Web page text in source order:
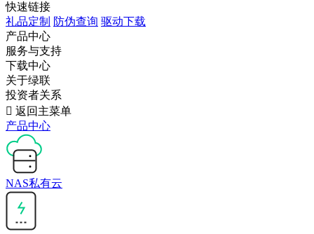
快速链接
礼品定制 防伪查询 驱动下载
产品中心
服务与支持
下载中心
关于绿联
投资者关系
 返回主菜单
产品中心
NAS私有云